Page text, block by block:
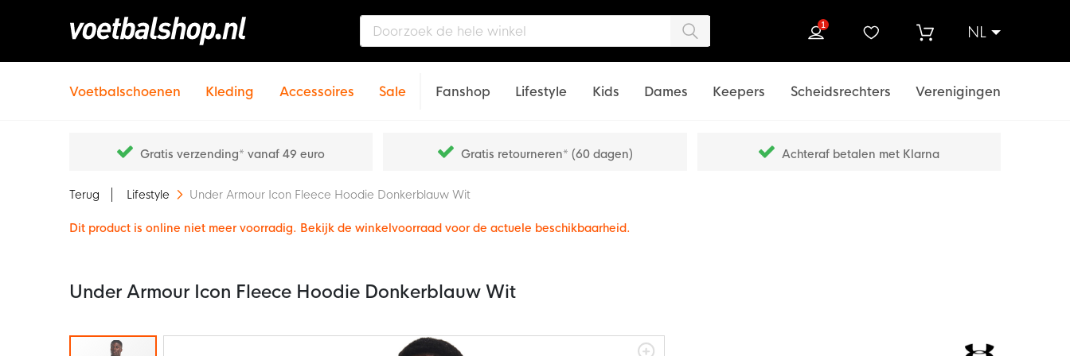
NL
1
Voetbalschoenen Kleding Accessoires Sale Fanshop Lifestyle Kids Dames Keepers Scheidsrechters Verenigingen
Gratis verzending* vanaf 49 euro Gratis retourneren* (60 dagen) Achteraf betalen met Klarna
Terug Lifestyle Under Armour Icon Fleece Hoodie Donkerblauw Wit
Dit product is online niet meer voorradig. Bekijk de winkelvoorraad voor de actuele beschikbaarheid.
Under Armour Icon Fleece Hoodie Donkerblauw Wit
Ga